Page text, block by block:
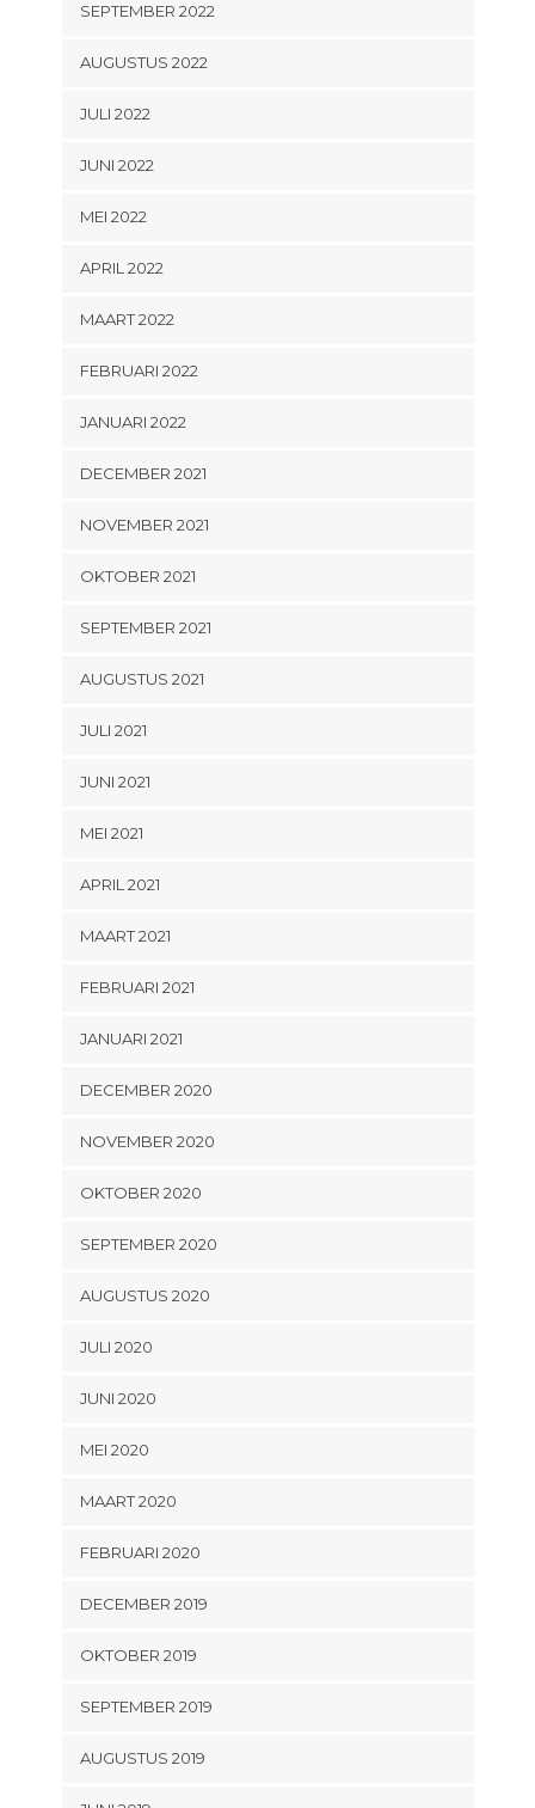
SEPTEMBER 2022
AUGUSTUS 2022
JULI 2022
JUNI 2022
MEI 2022
APRIL 2022
MAART 2022
FEBRUARI 2022
JANUARI 2022
DECEMBER 2021
NOVEMBER 2021
OKTOBER 2021
SEPTEMBER 2021
AUGUSTUS 2021
JULI 2021
JUNI 2021
MEI 2021
APRIL 2021
MAART 2021
FEBRUARI 2021
JANUARI 2021
DECEMBER 2020
NOVEMBER 2020
OKTOBER 2020
SEPTEMBER 2020
AUGUSTUS 2020
JULI 2020
JUNI 2020
MEI 2020
MAART 2020
FEBRUARI 2020
DECEMBER 2019
OKTOBER 2019
SEPTEMBER 2019
AUGUSTUS 2019